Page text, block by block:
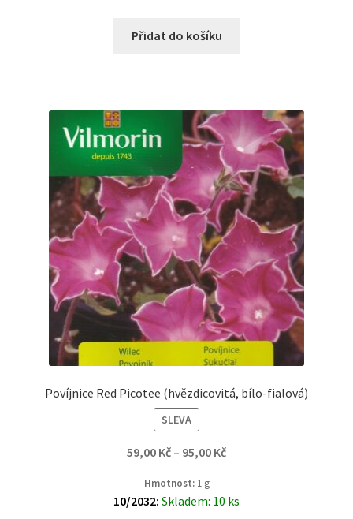
Přidat do košíku
Povíjnice Red Picotee (hvězdicovitá, bílo-fialová)
SLEVA
59,00 Kč – 95,00 Kč
Hmotnost: 1 g
10/2032: Skladem: 10 ks